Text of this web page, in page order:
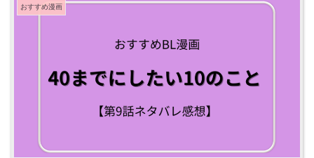
おすすめ漫画